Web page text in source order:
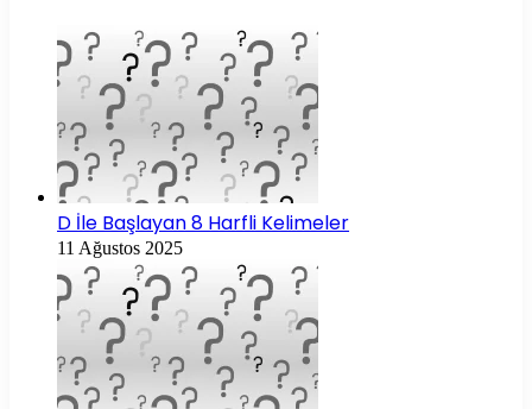
D İle Başlayan 8 Harfli Kelimeler
11 Ağustos 2025